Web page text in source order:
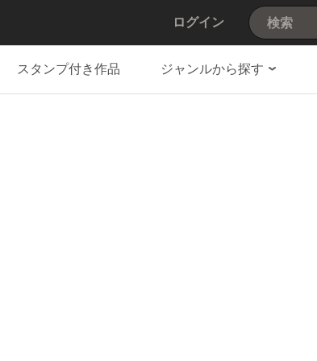
ログイン
スタンプ付き作品 ジャンルから探す